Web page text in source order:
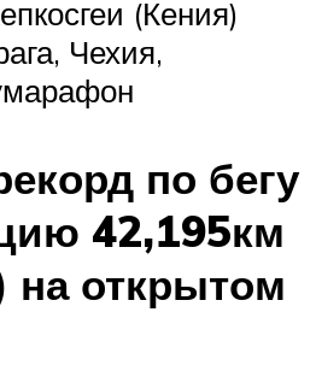
(Кения)
Чехия,
по бегу
42,195км
открытом